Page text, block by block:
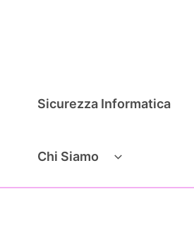
Sicurezza Informatica
Chi Siamo